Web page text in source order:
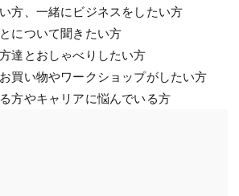
方、一緒にビジネスをしたい方
について聞きたい方
達とおしゃべりしたい方
買い物やワークショップがしたい方
方やキャリアに悩んでいる方